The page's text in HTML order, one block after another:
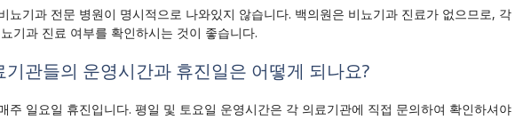
뇨기과 전문 병원이 명시적으로 나와있지 않습니다. 백의원은 비뇨기과 진료가 없으므로, 각
기과 진료 여부를 확인하시는 것이 좋습니다.
기관들의 운영시간과 휴진일은 어떻게 되나요?
주 일요일 휴진입니다. 평일 및 토요일 운영시간은 각 의료기관에 직접 문의하여 확인하셔야